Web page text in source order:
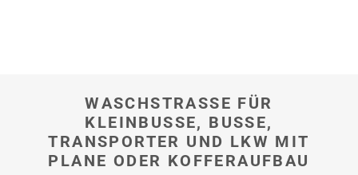
WASCHSTRASSE FÜR K
LEINBUSSE, BUSSE, T
RANSPORTER UND LKW MIT P
LANE ODER KOFFERAUFBAU